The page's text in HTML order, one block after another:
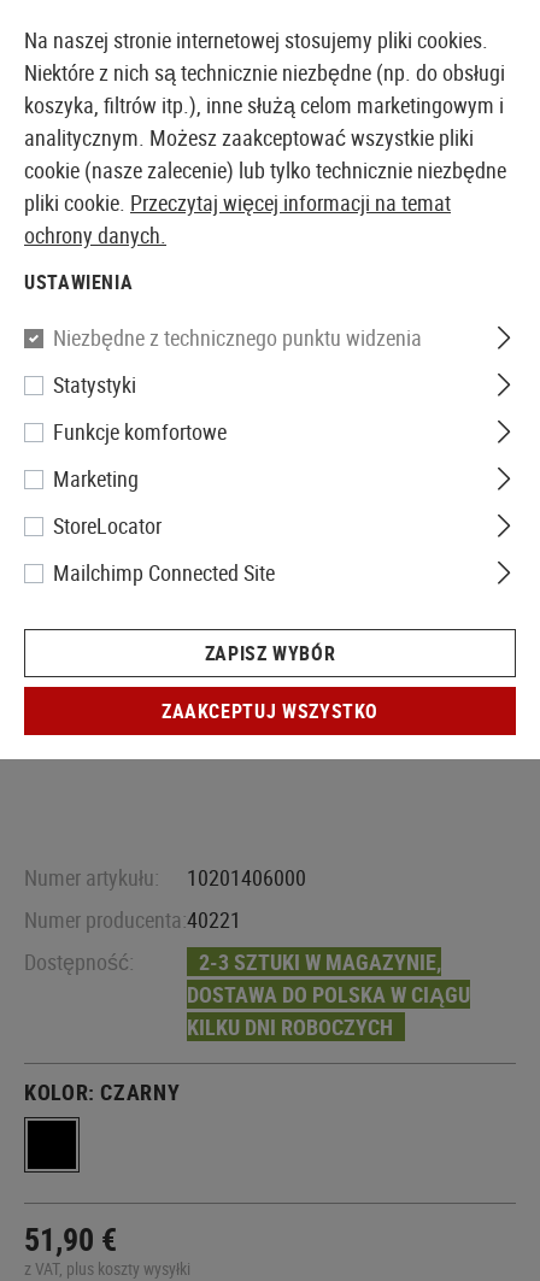
EUROPEJSKI AIRSOFT SKLEP I HURTOWNIA
Strona główna
Maverick
Numer artykułu:
10201406000
Numer producenta:40221
Dostępność:
2-3 SZTUKI W MAGAZYNIE,
DOSTAWA DO POLSKA W CIĄGU
KILKU DNI ROBOCZYCH
KOLOR: CZARNY
51,90 €
z VAT, plus koszty wysyłki
Na naszej stronie internetowej stosujemy pliki cookies.
Niektóre z nich są technicznie niezbędne (np. do obsługi
koszyka, filtrów itp.), inne służą celom marketingowym i
analitycznym. Możesz zaakceptować wszystkie pliki
cookie (nasze zalecenie) lub tylko technicznie niezbędne
pliki cookie. Przeczytaj więcej informacji na temat
ochrony danych.
USTAWIENIA
Niezbędne z technicznego punktu widzenia
Statystyki
Funkcje komfortowe
Marketing
StoreLocator
Mailchimp Connected Site
ZAPISZ WYBÓR
ZAAKCEPTUJ WSZYSTKO